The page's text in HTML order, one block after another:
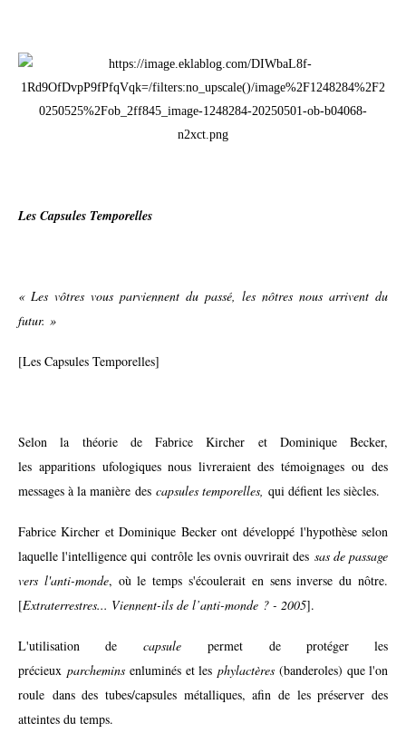
Les Capsules Temporelles
« Les vôtres vous parviennent du passé, les nôtres nous arrivent du
futur. »
[Les Capsules Temporelles]
Selon la théorie de Fabrice Kircher et Dominique Becker,
les apparitions ufologiques nous livreraient des témoignages ou des
messages à la manière des capsules temporelles, qui défient les siècles.
Fabrice Kircher et Dominique Becker ont développé l'hypothèse selon
laquelle l'intelligence qui contrôle les ovnis ouvrirait des sas de passage
vers l'anti-monde, où le temps s'écoulerait en sens inverse du nôtre.
[Extraterrestres... Viennent-ils de l’anti-monde ? - 2005].
L'utilisation de capsule permet de protéger les
précieux parcheminsenluminés et les phylactères(banderoles) que l'on
roule dans des tubes/capsules métalliques, afin de les préserver des
atteintes du temps.